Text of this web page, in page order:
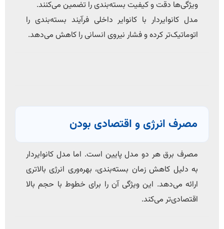
ویژگی‌ها دقت و کیفیت بسته‌بندی را تضمین می‌کنند.
مدل کانوایردار با کانوایر داخلی فرآیند بسته‌بندی را
اتوماتیک‌تر کرده و فشار نیروی انسانی را کاهش می‌دهد.
مصرف انرژی و اقتصادی بودن
مصرف برق هر دو مدل پایین است. اما مدل کانوایردار
به دلیل کاهش زمان بسته‌بندی، بهره‌وری انرژی بالاتری
ارائه می‌دهد. این ویژگی آن را برای خطوط با حجم بالا
اقتصادی‌تر می‌کند.